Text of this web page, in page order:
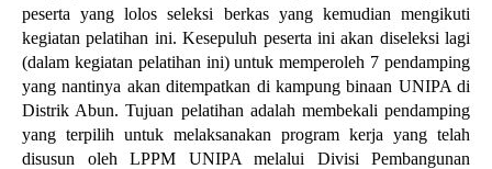
peserta yang lolos seleksi berkas yang kemudian mengikuti
kegiatan pelatihan ini. Kesepuluh peserta ini akan diseleksi lagi
(dalam kegiatan pelatihan ini) untuk memperoleh 7 pendamping
yang nantinya akan ditempatkan di kampung binaan UNIPA di
Distrik Abun. Tujuan pelatihan adalah membekali pendamping
yang terpilih untuk melaksanakan program kerja yang telah
disusun oleh LPPM UNIPA melalui Divisi Pembangunan